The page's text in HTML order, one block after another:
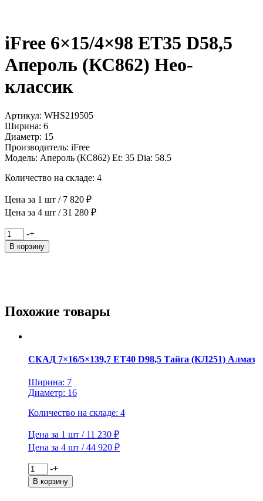
iFree 6×15/4×98 ET35 D58,5
Апероль (КС862) Нео-
классик
Артикул: WHS219505
Ширина: 6
Диаметр: 15
Производитель: iFree
Модель: Апероль (КС862) Et: 35 Dia: 58.5
Количество на складе: 4
Цена за 1 шт / 7 820 ₽
Цена за 4 шт / 31 280 ₽
Количество
товара
iFree
(КС862)
Нео-
-+
В корзину
Похожие товары
СКАД 7×16/5×139,7 ET40 D98,5 Тайга (КЛ251) Алмаз
Ширина: 7
Диаметр: 16
Количество на складе: 4
Цена за 1 шт / 11 230 ₽
Цена за 4 шт / 44 920 ₽
Количество
товара
СКАД
-+
В корзину